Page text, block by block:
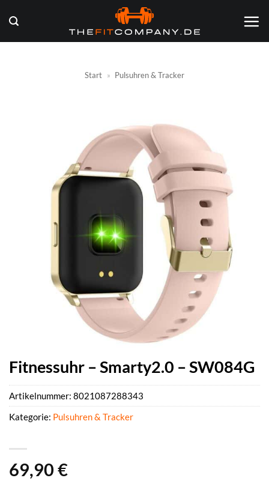
Inhalt
springen
Start » Pulsuhren & Tracker
Fitnessuhr – Smarty2.0 – SW084G
69,90 €
Artikelnummer: 8021087288343
Kategorie: Pulsuhren & Tracker